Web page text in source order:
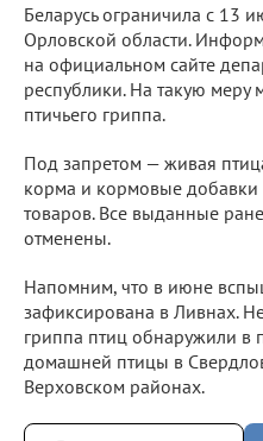
Беларусь ограничила с 13
Орловской области.
на официальном сайте
республики. На такую меру
птичьего гриппа.
Под запретом — живая
корма и кормовые добавки
товаров. Все выданные
отменены.
Напомним, что в июне
зафиксирована в Ливнах.
гриппа птиц обнаружили в
домашней птицы в
Верховском районах.